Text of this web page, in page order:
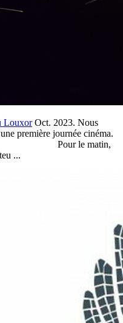
Louxor Oct. 2023. Nous
première journée cinéma.
matin,
...